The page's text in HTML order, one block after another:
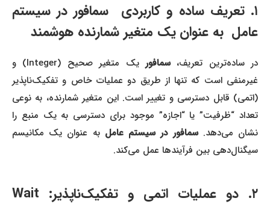
۱. تعریف ساده و کاربردی سمافور در سیستم
عامل به عنوان یک متغیر شمارنده هوشمند
در ساده‌ترین تعریف،سمافور
یک متغیر صحیح (Integer) و
غیرمنفی است که تنها از طریق دو عملیات خاص و تفکیک‌ناپذیر
(اتمی) قابل دسترسی و تغییر است. این متغیر شمارنده، به نوعی
تعداد “ظرفیت” یا “اجازه” موجود برای دسترسی به یک منبع را
نشان می‌دهد.سمافور در سیستم عاملبه عنوان یک مکانیسم
سیگنال‌دهی بین فرآیندها عمل می‌کند.
۲. دو عملیات اتمی و تفکیک‌ناپذیر: Wait